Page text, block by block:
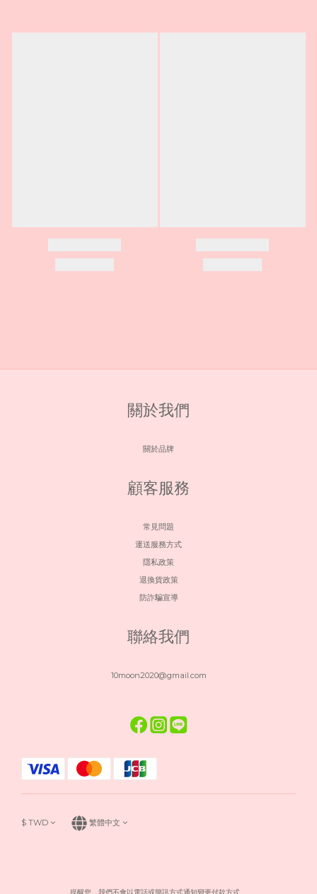
關於我們
關於品牌
顧客服務
常見問題
運送服務方式
隱私政策
退換貨政策
防詐騙宣導
聯絡我們
10moon2020@gmail.com
$ TWD 繁體中文
提醒您，我們不會以電話或簡訊方式通知變更付款方式。